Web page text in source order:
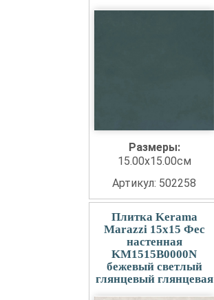
Размеры:
15.00x15.00см
Артикул: 502258
Плитка Kerama
Marazzi 15x15 Фес
настенная
KM1515B0000N
бежевый светлый
глянцевый глянцевая